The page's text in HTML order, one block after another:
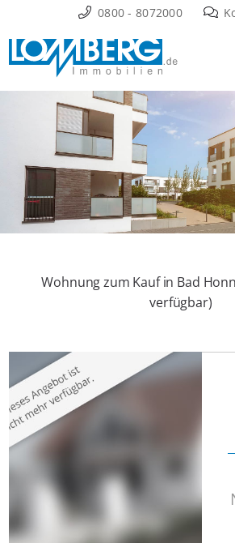
Inhalt
springen
0800 - 8072000
Wohnung zum Kauf in Bad
verfügbar)